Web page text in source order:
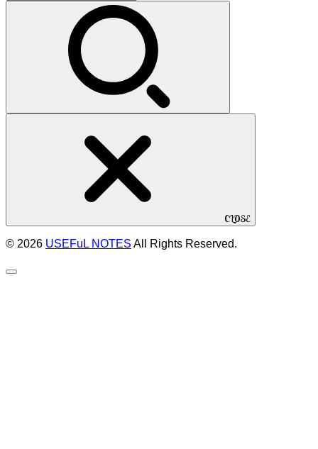
索:
CLOSE
© 2026 USEFuL NOTES All Rights Reserved.